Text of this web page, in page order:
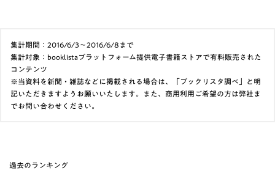
集計期間：2016/6/3～2016/6/8まで
集計対象：booklistaプラットフォーム提供電子書籍ストアで有料販売された
コンテンツ
※当資料を新聞・雑誌などに掲載される場合は、「ブックリスタ調べ」と明
記いただきますようお願いいたします。また、商用利用ご希望の方は弊社ま
でお問い合わせください。
過去のランキング